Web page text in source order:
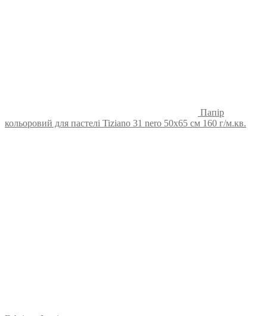
Папір
кольоровий для пастелі Tiziano 31 nero 50х65 см 160 г/м.кв.